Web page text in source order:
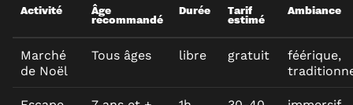
Activité Âge
recommandé
Durée Tarif
estimé
Ambiance
Marché
de Noël
Tous âges libre gratuit
féérique,